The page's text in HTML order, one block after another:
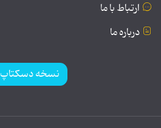
ارتباط با ما
درباره ما
نسخه دسکتاپ